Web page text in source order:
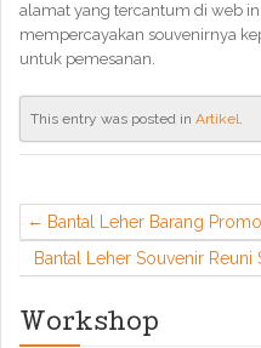
alamat yang tercantum di web
mempercayakan souvenirnya
untuk pemesanan.
This entry was posted in Artikel.
Bantal Leher Barang
Bantal Leher Souvenir
Workshop